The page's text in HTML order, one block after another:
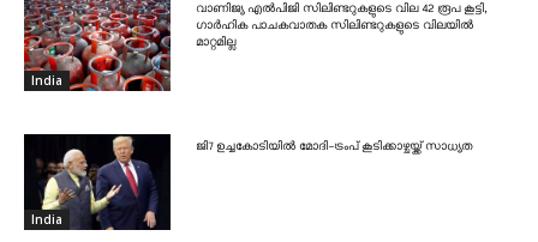
India
വാണിജ്യ എൽപിജി സിലിണ്ടറുകളുടെ വില 42 രൂപ കൂട്ടി,
ഗാർഹിക പാചകവാതക സിലിണ്ടറുകളുടെ വിലയിൽ
മാറ്റമില്ല
India
ജി7 ഉച്ചകോടിയിൽ മോദി-ട്രംപ് കൂടിക്കാഴ്ചയ്ക്ക് സാധ്യത